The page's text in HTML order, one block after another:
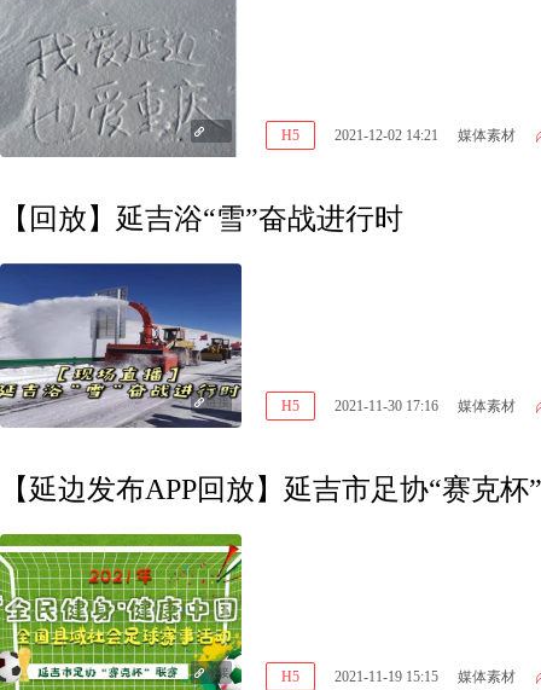
链接 H5 2021-12-02 14:21 媒体素材
【回放】延吉浴“雪”奋战进行时
链接 H5 2021-11-30 17:16 媒体素材
【延边发布APP回放】延吉市足协“赛克杯
链接 H5 2021-11-19 15:15 媒体素材